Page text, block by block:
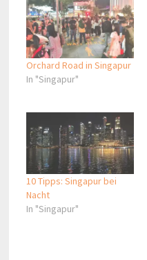
Orchard Road in Singapur
In "Singapur"
10 Tipps: Singapur bei
Nacht
In "Singapur"